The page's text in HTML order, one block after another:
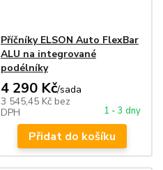
Příčníky ELSON Auto FlexBar
ALU na integrované
podélníky
4 290 Kč/sada
3 545,45 Kč bez
DPH
1 - 3 dny
Přidat do košíku